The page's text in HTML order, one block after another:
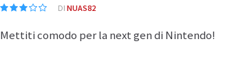
DI NUAS82
Mettiti comodo per la next gen di Nintendo!